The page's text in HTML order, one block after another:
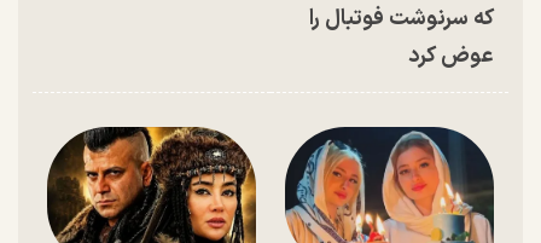
که سرنوشت فوتبال را
عوض کرد